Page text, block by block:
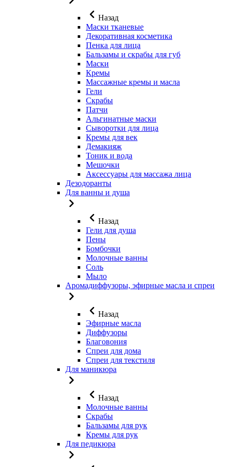
Назад
Маски тканевые
Декоративная косметика
Пенка для лица
Бальзамы и скрабы для губ
Маски
Кремы
Массажные кремы и масла
Гели
Скрабы
Патчи
Альгинатные маски
Сыворотки для лица
Кремы для век
Демакияж
Тоник и вода
Мешочки
Аксессуары для массажа лица
Дезодоранты
Для ванны и душа
Назад
Гели для душа
Пены
Бомбочки
Молочные ванны
Соль
Мыло
Аромадиффузоры, эфирные масла и спреи
Назад
Эфирные масла
Диффузоры
Благовония
Спреи для дома
Спреи для текстиля
Для маникюра
Назад
Молочные ванны
Скрабы
Бальзамы для рук
Кремы для рук
Для педикюра